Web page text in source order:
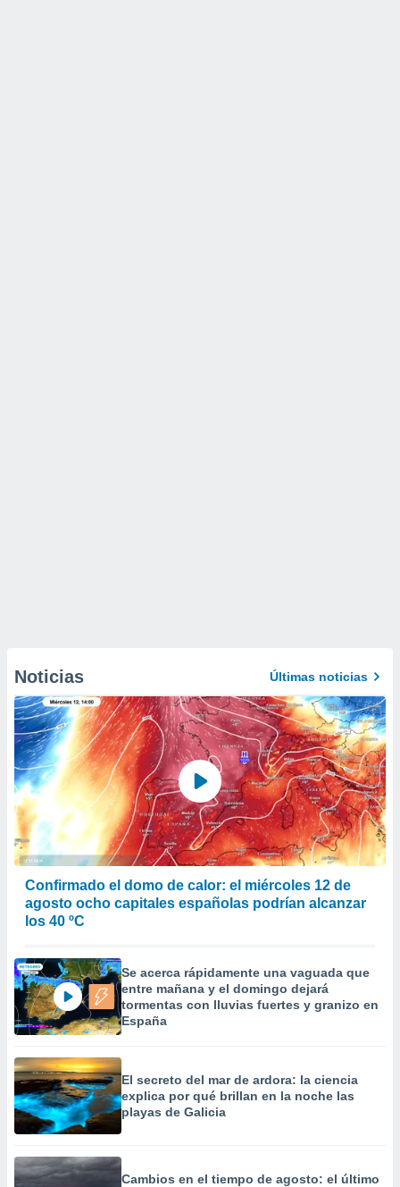
Noticias Últimas noticias
Confirmado el domo de calor: el miércoles 12 de
agosto ocho capitales españolas podrían alcanzar
los 40 ºC
Se acerca rápidamente una vaguada que
entre mañana y el domingo dejará
tormentas con lluvias fuertes y granizo en
España
El secreto del mar de ardora: la ciencia
explica por qué brillan en la noche las
playas de Galicia
Cambios en el tiempo de agosto: el último